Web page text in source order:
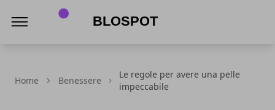
Home Benessere
Le regole per avere una pelle
impeccabile